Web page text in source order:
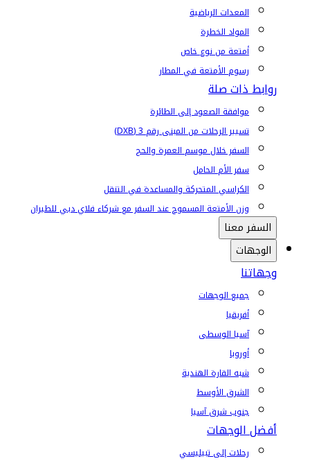
المعدات الرياضية
المواد الخطرة
أمتعة من نوع خاص
رسوم الأمتعة في المطار
روابط ذات صلة
موافقة الصعود إلى الطائرة
تسيير الرحلات من المبنى رقم 3 (DXB)
السفر خلال موسم العمرة والحج
سفر الأم الحامل
الكراسي المتحركة والمساعدة في التنقل
وزن الأمتعة المسموح عند السفر مع شركاء فلاي دبي للطيران
السفر معنا
الوجهات
وجهاتنا
جميع الوجهات
أفريقيا
آسيا الوسطى
أوروبا
شبه القارة الهندية
الشرق الأوسط
جنوب شرق آسيا
أفضل الوجهات
رحلات إلى تبيليسي